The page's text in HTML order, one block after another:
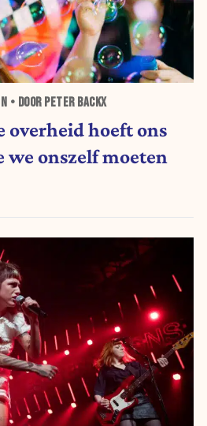
• DOOR PETER BACKX
overheid hoeft ons
we onszelf moeten